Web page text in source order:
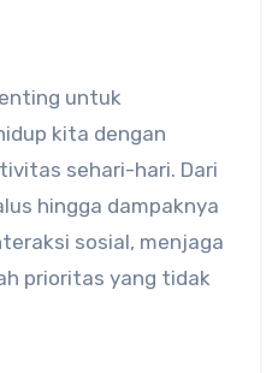
untuk
kita dengan
sehari-hari. Dari
hingga dampaknya
sosial, menjaga
prioritas yang tidak